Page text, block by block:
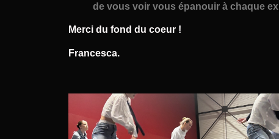
de vous voir vous épanouir à chaque
Merci du fond du coeur !
Francesca.